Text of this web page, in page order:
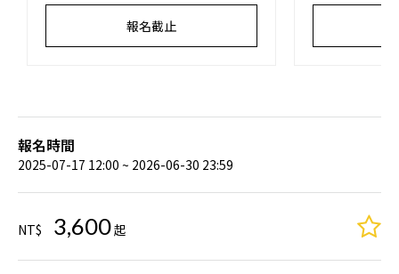
報名截止
報名時間
2025-07-17 12:00 ~ 2026-06-30 23:59
NT$ 3,600起